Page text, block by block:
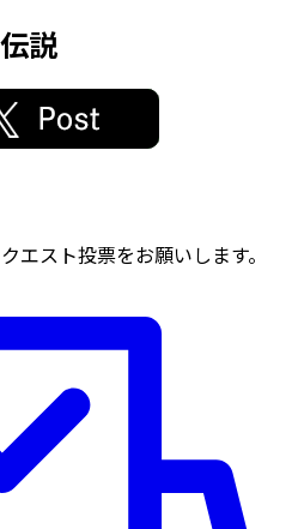
説
エスト投票をお願いします。